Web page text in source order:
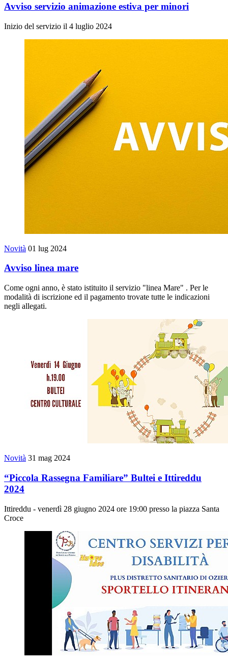
Avviso servizio animazione estiva per minori
Inizio del servizio il 4 luglio 2024
Novità 01 lug 2024
Avviso linea mare
Come ogni anno, è stato istituito il servizio "linea Mare" . Per le
modalità di iscrizione ed il pagamento trovate tutte le indicazioni
negli allegati.
Novità 31 mag 2024
“Piccola Rassegna Familiare” Bultei e Ittireddu
2024
Ittireddu - venerdì 28 giugno 2024 ore 19:00 presso la piazza Santa
Croce